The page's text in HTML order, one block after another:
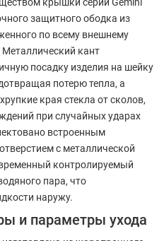
защитного ободка из
по всему внешнему
Металлический кант
посадку изделия на шейку
потерю тепла, а
края стекла от сколов,
при случайных ударах
встроенным
с металлической
контролируемый
пара, что
наружу.
и параметры ухода